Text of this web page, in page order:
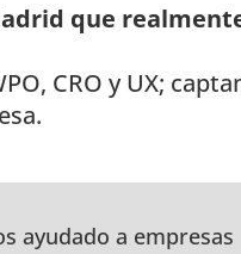
que
CRO y UX;
ayudado a empresas